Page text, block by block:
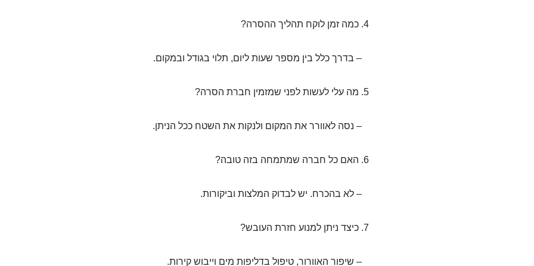
4. כמה זמן לוקח תהליך ההסרה?
– בדרך כלל בין מספר שעות ליום, תלוי בגודל ובמקום.
5. מה עלי לעשות לפני שמזמין חברת הסרה?
– נסה לאוורר את המקום ולנקות את השטח ככל הניתן.
6. האם כל חברה שמתמחה בזה טובה?
– לא בהכרח. יש לבדוק המלצות וביקורות.
7. כיצד ניתן למנוע חזרת העובש?
– שיפור האוורור, טיפול בדליפות מים וייבוש קירות.